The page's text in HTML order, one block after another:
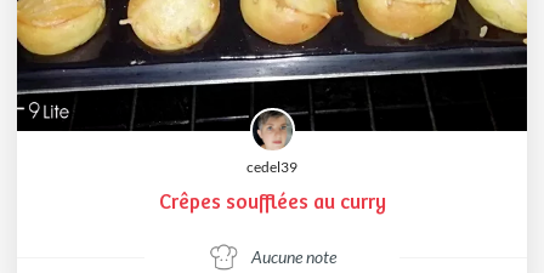
cedel39
Crêpes soufflées au curry
Aucune note